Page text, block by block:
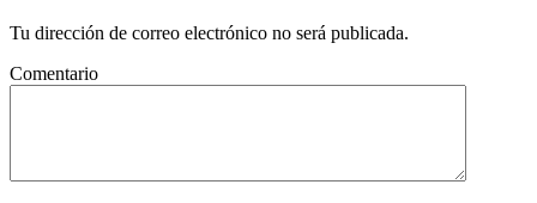
Tu dirección de correo electrónico no será publicada.
Comentario